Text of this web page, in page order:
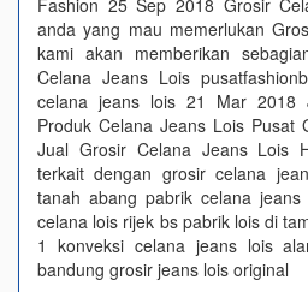
Fashion 25 Sep 2018 Grosir
anda yang mau memerlukan
kami akan memberikan
Celana Jeans Lois
celana jeans lois 21 Mar 2018
Produk Celana Jeans Lois Pusat
Jual Grosir Celana Jeans Lois
terkait dengan grosir celana
tanah abang pabrik celana
celana lois rijek bs pabrik lois di
1 konveksi celana jeans lois
bandung grosir jeans lois original